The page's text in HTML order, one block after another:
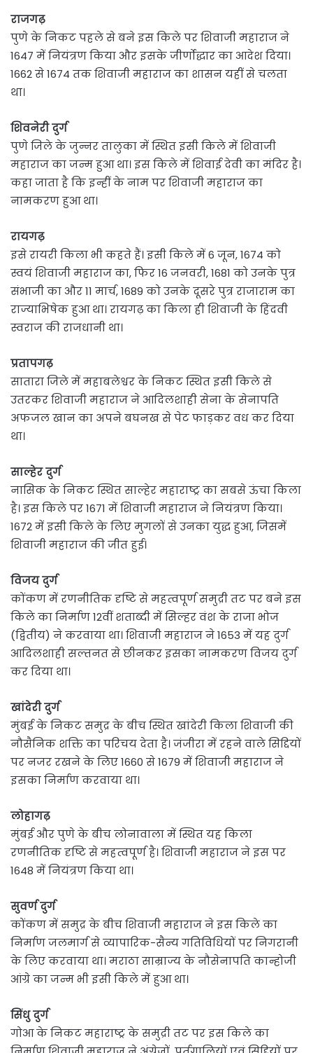
राजगढ़
पुणे के निकट पहले से बने इस किले पर शिवाजी महाराज ने
1647 में नियंत्रण किया और इसके जीर्णोद्धार का आदेश दिया।
1662 से 1674 तक शिवाजी महाराज का शासन यहीं से चलता
था।
शिवनेरी दुर्ग
पुणे जिले के जुन्नर तालुका में स्थित इसी किले में शिवाजी
महाराज का जन्म हुआ था। इस किले में शिवाई देवी का मंदिर है।
कहा जाता है कि इन्हीं के नाम पर शिवाजी महाराज का
नामकरण हुआ था।
रायगढ़
इसे रायरी किला भी कहते हैं। इसी किले में 6 जून, 1674 को
स्वयं शिवाजी महाराज का, फिर 16 जनवरी, 1681 को उनके पुत्र
संभाजी का और 11 मार्च, 1689 को उनके दूसरे पुत्र राजाराम का
राज्याभिषेक हुआ था। रायगढ़ का किला ही शिवाजी के हिंदवी
स्वराज की राजधानी था।
प्रतापगढ़
सातारा जिले में महाबलेश्वर के निकट स्थित इसी किले से
उतरकर शिवाजी महाराज ने आदिलशाही सेना के सेनापति
अफजल खान का अपने बघनख से पेट फाड़कर वध कर दिया
था।
साल्हेर दुर्ग
नासिक के निकट स्थित साल्हेर महाराष्ट्र का सबसे ऊंचा किला
है। इस किले पर 1671 में शिवाजी महाराज ने नियंत्रण किया।
1672 में इसी किले के लिए मुगलों से उनका युद्ध हुआ, जिसमें
शिवाजी महाराज की जीत हुई।
विजय दुर्ग
कोंकण में रणनीतिक दृष्टि से महत्वपूर्ण समुद्री तट पर बने इस
किले का निर्माण 12वीं शताब्दी में सिल्हर वंश के राजा भोज
(द्वितीय) ने करवाया था। शिवाजी महाराज ने 1653 में यह दुर्ग
आदिलशाही सल्तनत से छीनकर इसका नामकरण विजय दुर्ग
कर दिया था।
खांदेरी दुर्ग
मुंबई के निकट समुद्र के बीच स्थित खांदेरी किला शिवाजी की
नौसैनिक शक्ति का परिचय देता है। जंजीरा में रहने वाले सिद्दियों
पर नजर रखने के लिए 1660 से 1679 में शिवाजी महाराज ने
इसका निर्माण करवाया था।
लोहागढ़
मुंबई और पुणे के बीच लोनावाला में स्थित यह किला
रणनीतिक दृष्टि से महत्वपूर्ण है। शिवाजी महाराज ने इस पर
1648 में नियंत्रण किया था।
सुवर्ण दुर्ग
कोंकण में समुद्र के बीच शिवाजी महाराज ने इस किले का
निर्माण जलमार्ग से व्यापारिक-सैन्य गतिविधियों पर निगरानी
के लिए करवाया था। मराठा साम्राज्य के नौसेनापति कान्होजी
आंग्रे का जन्म भी इसी किले में हुआ था।
सिंधु दुर्ग
गोआ के निकट महाराष्ट्र के समुद्री तट पर इस किले का